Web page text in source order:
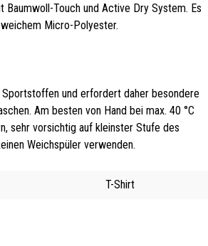
Touch und Active Dry System. Es
Micro-Polyester.
und erfordert daher besondere
Am besten von Hand bei max. 40 °C
sehr vorsichtig auf kleinster Stufe des
Weichspüler verwenden.
T-Shirt